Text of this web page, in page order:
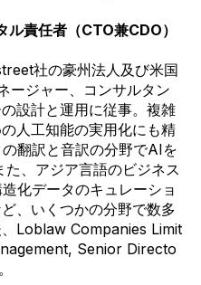
ル責任者（CTO兼CDO）
社の豪州法人及び米国
ージャー、コンサルタン
設計と運用に従事。 複雑
人工知能の実用化にも精
翻訳と音訳の分野でAIを
た、アジア言語のビジネス
化データのキュレーショ
、いくつかの分野で数多
Loblaw Companies Limit
Senior Directo